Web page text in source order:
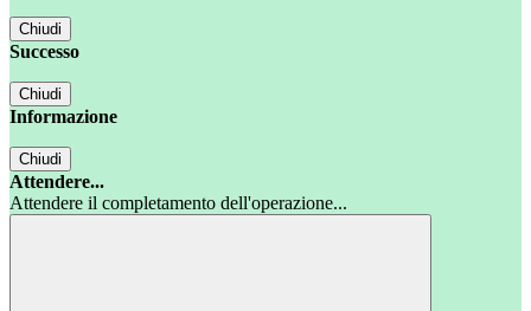
Chiudi
Successo
Chiudi
Informazione
Chiudi
Attendere...
Attendere il completamento dell'operazione...